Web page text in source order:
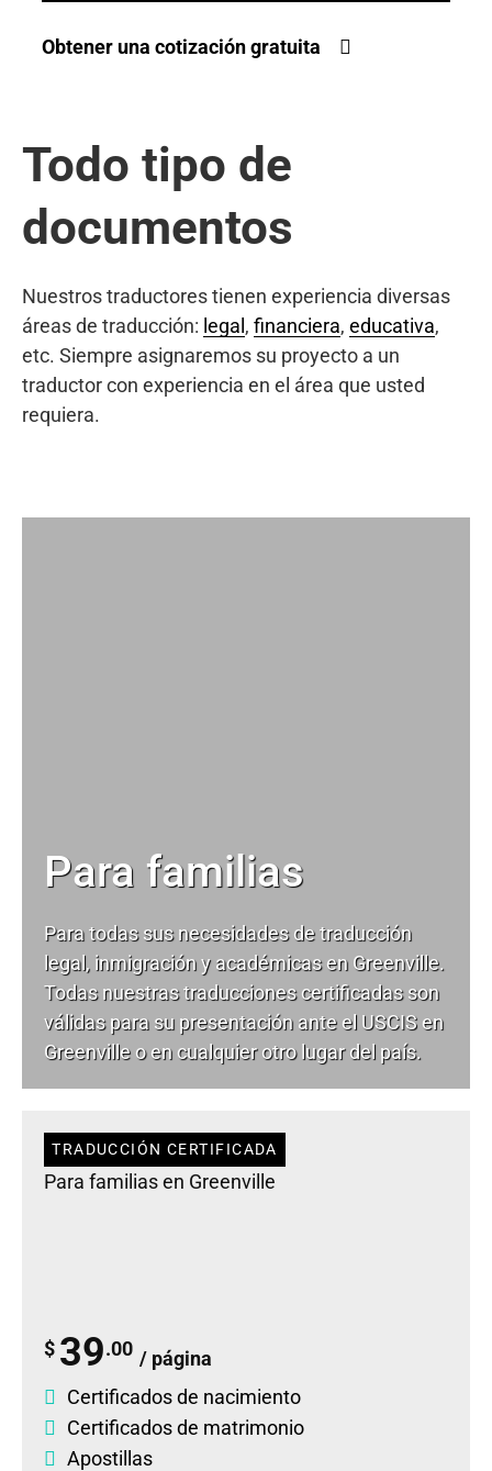
Obtener una cotización gratuita
Todo tipo de
documentos
Nuestros traductores tienen experiencia diversas
áreas de traducción: legal , financiera, educativa,
etc. Siempre asignaremos su proyecto a un
traductor con experiencia en el área que usted
requiera.
Para familias
Para todas sus necesidades detraducción
legal, inmigración y académicas en Greenville.
Todas nuestras traducciones certificadas son
válidas para su presentación ante el USCIS en
Greenville o en cualquier otro lugar del país.
TRADUCCIÓN CERTIFICADA
Para familias en Greenville
$ 39.00 / página
Certificados de nacimiento
Certificados de matrimonio
Apostillas